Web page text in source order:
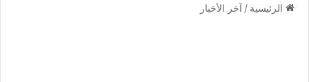
الرئيسية / آخر الأخبار